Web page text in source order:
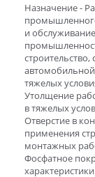
Назначение -
и
автомобильной
тяжелых
Утолщение
в тяжелых
Отверстие в
применения
монтажных
Фосфатное